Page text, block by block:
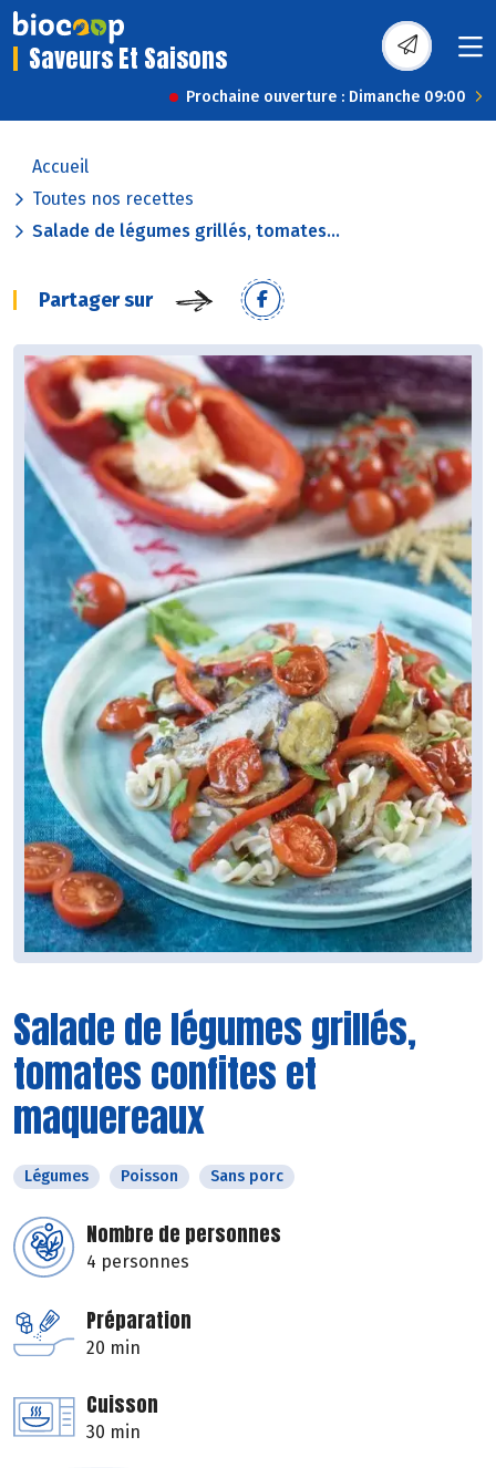
Saveurs Et Saisons
Prochaine ouverture : Dimanche 09:00
Accueil
Toutes nos recettes
Salade de légumes grillés, tomates...
Partager sur
Salade de légumes grillés,
tomates confites et
maquereaux
Légumes Poisson Sans porc
Nombre de personnes
4 personnes
Préparation
20 min
Cuisson
30 min